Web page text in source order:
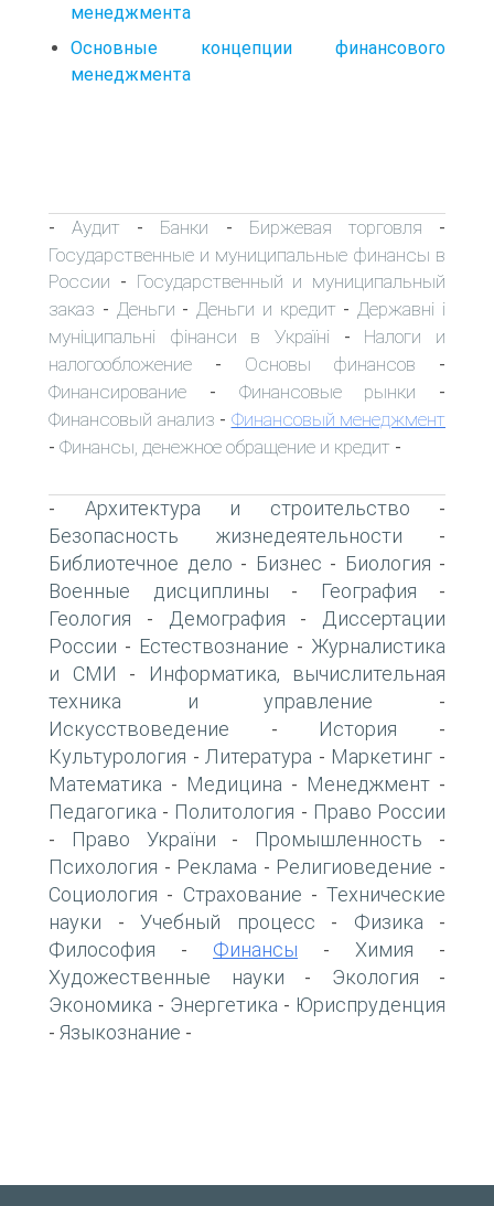
менеджмента
Основные концепции финансового
менеджмента
-Аудит - Банки - Биржевая торговля -
Государственные и муниципальные финансы в
России - Государственный и муниципальный
заказ - Деньги - Деньги и кредит - Державні і
муніципальні фінанси в Україні - Налоги и
налогообложение - Основы финансов -
Финансирование - Финансовые рынки -
Финансовый анализ - Финансовый менеджмент
- Финансы, денежное обращение и кредит -
- Архитектура и строительство -
Безопасность жизнедеятельности -
Библиотечное дело - Бизнес - Биология -
Военные дисциплины - География -
Геология - Демография -
Диссертации
России - Естествознание - Журналистика
и СМИ -
Информатика, вычислительная
техника и управление -
Искусствоведение - История -
Культурология - Литература - Маркетинг -
Математика - Медицина - Менеджмент -
Педагогика - Политология - Право России
- Право України - Промышленность -
Психология - Реклама - Религиоведение -
Социология - Страхование - Технические
науки - Учебный процесс - Физика -
Философия - Финансы - Химия -
Художественные науки - Экология -
Экономика - Энергетика - Юриспруденция
- Языкознание -